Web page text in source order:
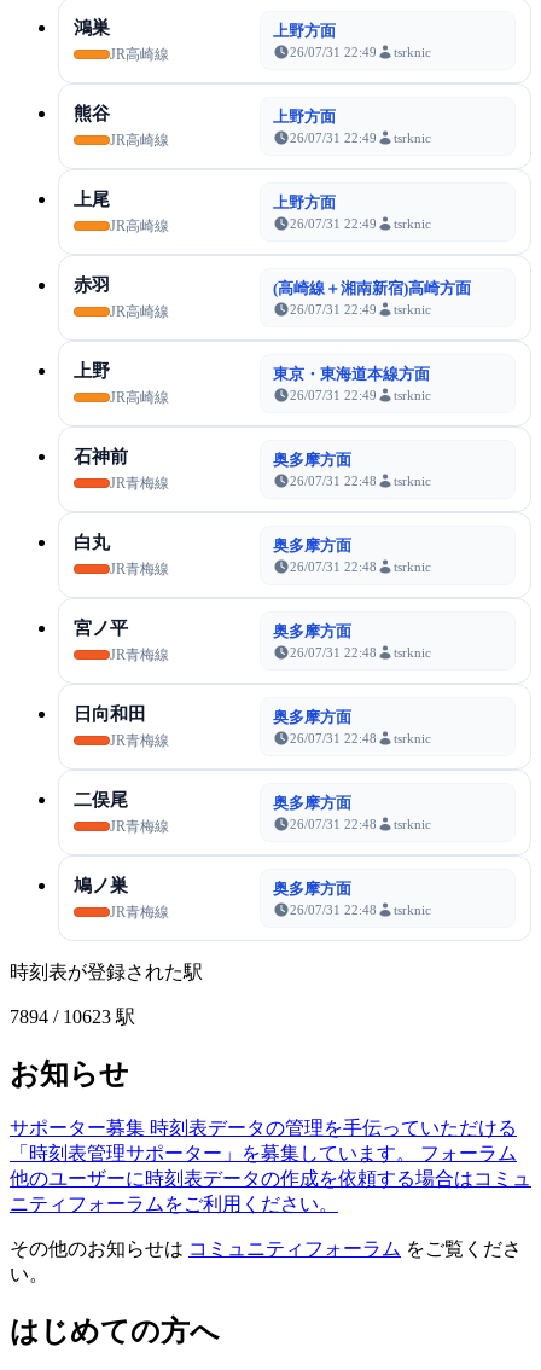
鴻巣
JR高崎線
上野方面
26/07/31 22:49 tsrknic
熊谷
JR高崎線
上野方面
26/07/31 22:49 tsrknic
上尾
JR高崎線
上野方面
26/07/31 22:49 tsrknic
赤羽
JR高崎線
(高崎線＋湘南新宿)高崎方面
26/07/31 22:49 tsrknic
上野
JR高崎線
東京・東海道本線方面
26/07/31 22:49 tsrknic
石神前
JR青梅線
奥多摩方面
26/07/31 22:48 tsrknic
白丸
JR青梅線
奥多摩方面
26/07/31 22:48 tsrknic
宮ノ平
JR青梅線
奥多摩方面
26/07/31 22:48 tsrknic
日向和田
JR青梅線
奥多摩方面
26/07/31 22:48 tsrknic
二俣尾
JR青梅線
奥多摩方面
26/07/31 22:48 tsrknic
鳩ノ巣
JR青梅線
奥多摩方面
26/07/31 22:48 tsrknic
時刻表が登録された駅
7894 / 10623 駅
お知らせ
サポーター募集 時刻表データの管理を手伝っていただける
「時刻表管理サポーター」を募集しています。
フォーラム
他のユーザーに時刻表データの作成を依頼する場合はコミュ
ニティフォーラムをご利用ください。
その他のお知らせは コミュニティフォーラム をご覧くださ
い。
はじめての方へ